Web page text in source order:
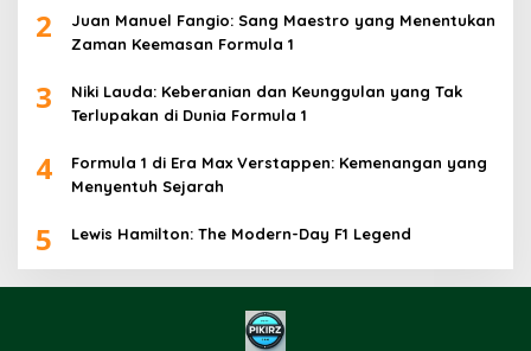
2
Juan Manuel Fangio: Sang Maestro yang Menentukan
Zaman Keemasan Formula 1
3
Niki Lauda: Keberanian dan Keunggulan yang Tak
Terlupakan di Dunia Formula 1
4
Formula 1 di Era Max Verstappen: Kemenangan yang
Menyentuh Sejarah
5 Lewis Hamilton: The Modern-Day F1 Legend